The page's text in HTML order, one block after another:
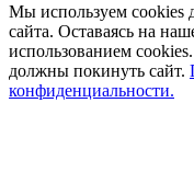
Мы используем cookies
сайта. Оставаясь на
использованием
должны покинуть сайт.
конфиденциальности.